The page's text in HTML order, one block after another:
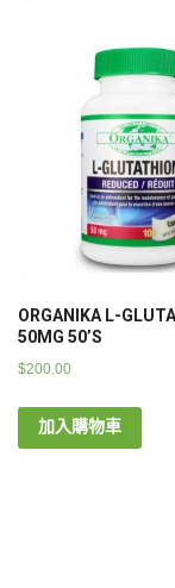
ORGANIKA L-
50MG 50’S
$200.00
加入購物車